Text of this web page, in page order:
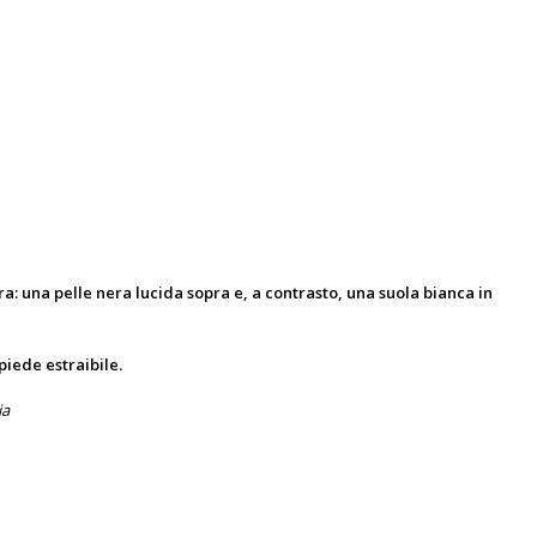
una pelle nera lucida sopra e, a contrasto, una suola bianca in
estraibile.